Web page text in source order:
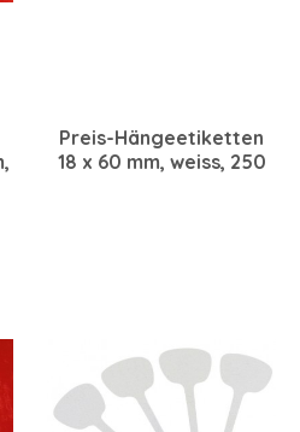
Preis-Hängeetiketten
18 x 60 mm, weiss, 250